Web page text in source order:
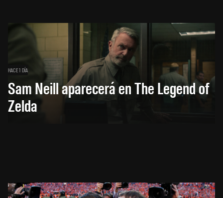
HACE 1 DÍA
Sam Neill aparecerá en The Legend of
Zelda